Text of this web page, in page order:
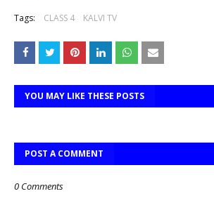
Tags: CLASS 4 KALVI TV
YOU MAY LIKE THESE POSTS
POST A COMMENT
0 Comments